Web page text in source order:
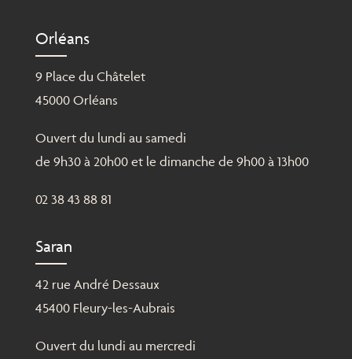
Orléans
9 Place du Châtelet
45000 Orléans
Ouvert du lundi au samedi
de 9h30 à 20h00 et le dimanche de 9h00 à 13h00
02 38 43 88 81
Saran
42 rue André Dessaux
45400 Fleury-les-Aubrais
Ouvert du lundi au mercredi